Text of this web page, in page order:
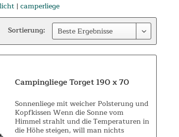
| camperliege
Sortierung:
Campingliege Torget 190 x 70
Sonnenliege mit weicher Polsterung und
Kopfkissen Wenn die Sonne vom
Himmel strahlt und die Temperaturen in
die Höhe steigen, will man nichts